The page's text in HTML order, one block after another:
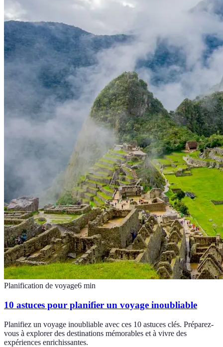
Planification de voyage6 min
10 astuces pour planifier un voyage inoubliable
Planifiez un voyage inoubliable avec ces 10 astuces clés. Préparez-
vous à explorer des destinations mémorables et à vivre des
expériences enrichissantes.